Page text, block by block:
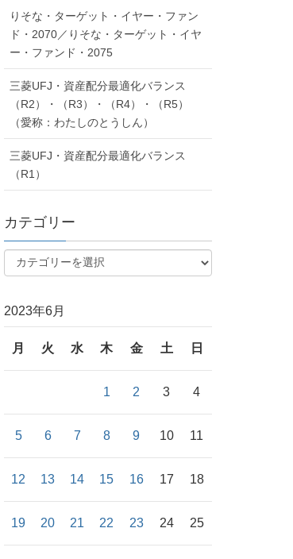
りそな・ターゲット・イヤー・ファン
ド・2070／りそな・ターゲット・イヤ
ー・ファンド・2075
三菱UFJ・資産配分最適化バランス
（R2）・（R3）・（R4）・（R5）
（愛称：わたしのとうしん）
三菱UFJ・資産配分最適化バランス
（R1）
カテゴリー
2023年6月
月 火 水 木 金 土 日
1 2 3 4
5 6 7 8 9 10 11
12 13 14 15 16 17 18
19 20 21 22 23 24 25